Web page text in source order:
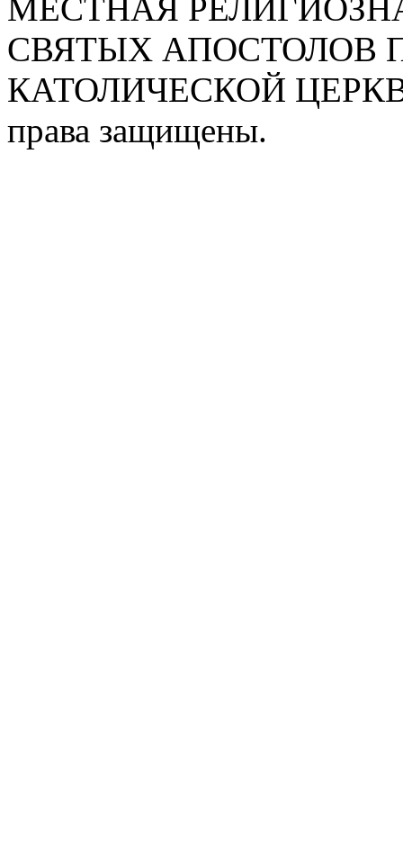
МЕСТНАЯ
СВЯТЫХ АПОСТОЛОВ
КАТОЛИЧЕСКОЙ
права защищены.